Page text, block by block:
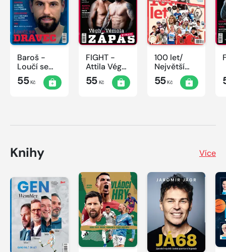
Baroš -
Loučí se
dravec
55Kč
FIGHT -
Attila Végh
vs. Karlos
Vémola
55Kč
100 let/
Největší
okamžiky
českého
55Kč
Knihy Více